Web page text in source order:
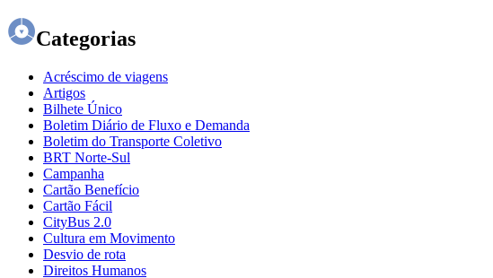
Categorias
Acréscimo de viagens
Artigos
Bilhete Único
Boletim Diário de Fluxo e Demanda
Boletim do Transporte Coletivo
BRT Norte-Sul
Campanha
Cartão Benefício
Cartão Fácil
CityBus 2.0
Cultura em Movimento
Desvio de rota
Direitos Humanos